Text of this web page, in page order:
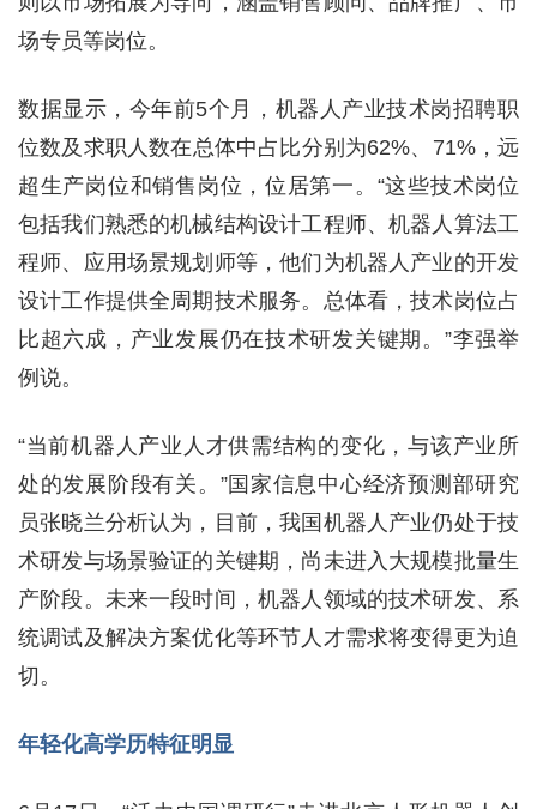
场专员等岗位。
数据显示，今年前5个月，机器人产业技术岗招聘职
位数及求职人数在总体中占比分别为62%、71%，远
超生产岗位和销售岗位，位居第一。“这些技术岗位
包括我们熟悉的机械结构设计工程师、机器人算法工
程师、应用场景规划师等，他们为机器人产业的开发
设计工作提供全周期技术服务。总体看，技术岗位占
比超六成，产业发展仍在技术研发关键期。”李强举
例说。
“当前机器人产业人才供需结构的变化，与该产业所
处的发展阶段有关。”国家信息中心经济预测部研究
员张晓兰分析认为，目前，我国机器人产业仍处于技
术研发与场景验证的关键期，尚未进入大规模批量生
产阶段。未来一段时间，机器人领域的技术研发、系
统调试及解决方案优化等环节人才需求将变得更为迫
切。
年轻化高学历特征明显